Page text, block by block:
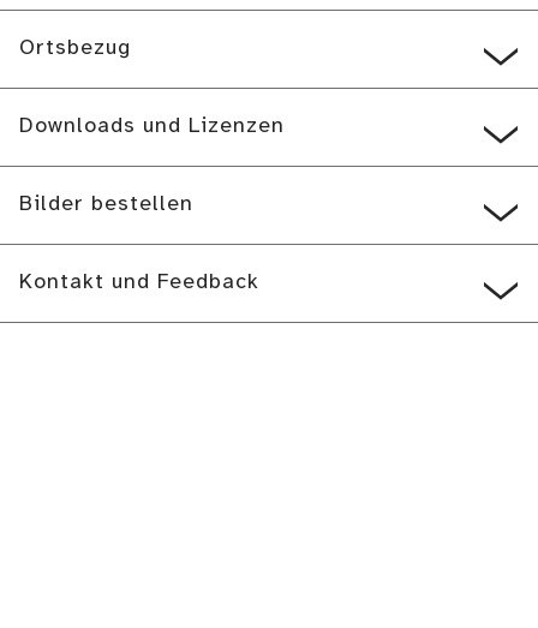
Ortsbezug
Downloads und Lizenzen
Bilder bestellen
Kontakt und Feedback